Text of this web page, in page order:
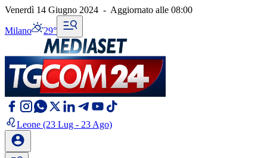
Venerdì 14 Giugno 2024 - Aggiornato alle 08:00
Milano 29°
Leone (23 Lug - 23 Ago)